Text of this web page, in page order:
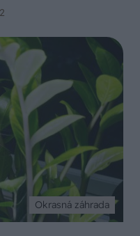
Okrasná záhrada